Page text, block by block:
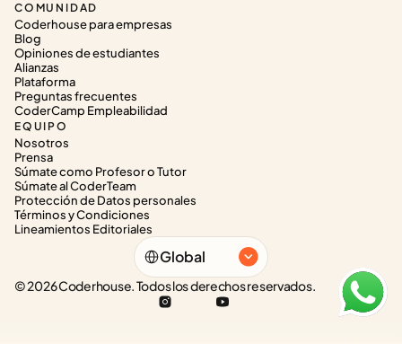
COMUNIDAD
Coderhouse para empresas
Blog
Opiniones de estudiantes
Alianzas
Plataforma
Preguntas frecuentes
CoderCamp Empleabilidad
EQUIPO
Nosotros
Prensa
Súmate como Profesor o Tutor
Súmate al CoderTeam
Protección de Datos personales
Términos y Condiciones
Lineamientos Editoriales
Select Language
Global
© 2026 Coderhouse. Todos los derechos reservados.